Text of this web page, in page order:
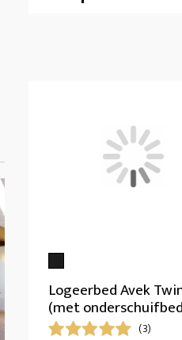
Logeerbed Avek
(met
(3)